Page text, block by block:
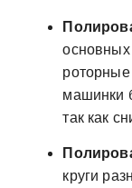
роторные
машинки
так как
круги